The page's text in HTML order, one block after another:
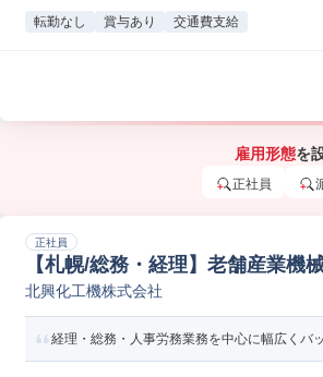
転勤なし 賞与あり 交通費支給
雇用形態を
正社員
正社員
【札幌/総務・経理】老舗産業機
理会計
北興化工機株式会社
経理・総務・人事労務業務を中心に幅広くバ